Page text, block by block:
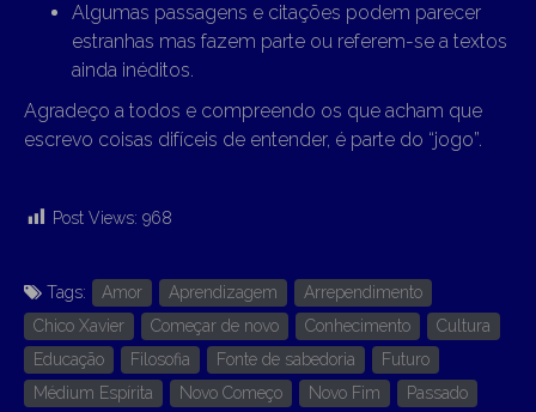
Algumas passagens e citações podem parecer
estranhas mas fazem parte ou referem-se a textos
ainda inéditos.
Agradeço a todos e compreendo os que acham que
escrevo coisas difíceis de entender, é parte do “jogo”.
Post Views: 968
Tags: Amor Aprendizagem
Arrependimento
Chico Xavier
Começar de novo Conhecimento
Cultura
Educação
Filosofia Fonte de sabedoria
Futuro
Médium Espírita
Novo Começo Novo Fim
Passado